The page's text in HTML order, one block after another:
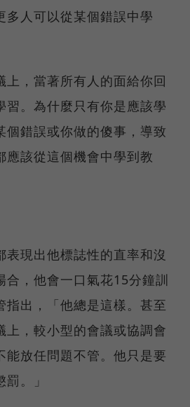
多人可以從某個錯誤中學
上，當著所有人的面給你回
習。為什麼只有你是應該學
個錯誤或你做的傻事，導致
應該從這個機會中學到教
表現出他標誌性的直率和沒
合，他會一口氣花15分鐘訓
指出，「他總是這樣。甚至
上，較小型的會議或協調會
能放任問題不管。他只是要
。」